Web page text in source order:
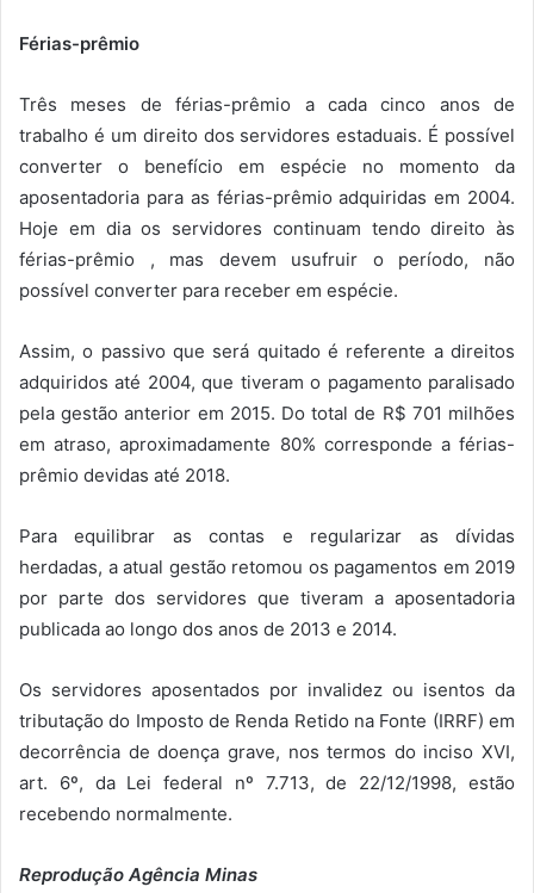
Férias-prêmio
Três meses de férias-prêmio a cada cinco anos de
trabalho é um direito dos servidores estaduais. É possível
converter o benefício em espécie no momento da
aposentadoria para as férias-prêmio adquiridas em 2004.
Hoje em dia os servidores continuam tendo direito às
férias-prêmio , mas devem usufruir o período, não
possível converter para receber em espécie.
Assim, o passivo que será quitado é referente a direitos
adquiridos até 2004, que tiveram o pagamento paralisado
pela gestão anterior em 2015. Do total de R$ 701 milhões
em atraso, aproximadamente 80% corresponde a férias-
prêmio devidas até 2018.
Para equilibrar as contas e regularizar as dívidas
herdadas, a atual gestão retomou os pagamentos em 2019
por parte dos servidores que tiveram a aposentadoria
publicada ao longo dos anos de 2013 e 2014.
Os servidores aposentados por invalidez ou isentos da
tributação do Imposto de Renda Retido na Fonte (IRRF) em
decorrência de doença grave, nos termos do inciso XVI,
art. 6º, da Lei federal nº 7.713, de 22/12/1998, estão
recebendo normalmente.
Reprodução Agência Minas